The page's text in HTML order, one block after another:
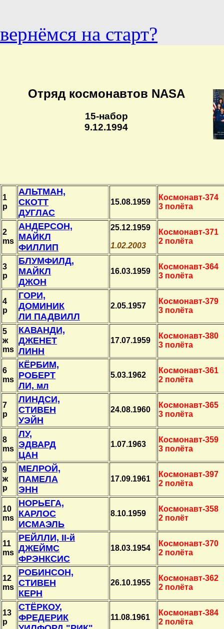
вернёмся на старт?
Отряд космонавтов NASA
15-набор
9.12.1994
1
p
АЛЬТМАН,
СКОТТ
ДУГЛАС
15.08.1959
Космонавт-374
3 полёта
2
ms
АНДЕРСОН,
МАЙКЛ
ФИЛЛИП
25.12.1959
1.02.2003
Космонавт-371
2 полёта
3
p
БЛУМФИЛД,
МАЙКЛ
ДЖОН
16.03.1959
Космонавт-364
3 полёта
4
p
ГОРИ,
ДОМИНИК
ЛИ ПАДВИЛЛ
2.05.1957
Космонавт-379
3 полёта
5
ж
ms
КАВАНДИ,
ДЖЕНЕТ
ЛИНН
17.07.1959
Космонавт-380
3 полёта
6
ms
КЁРБИМ,
РОБЕРТ
ЛИ, мл
5.03.1962
Космонавт-361
2 полёта
7
p
ЛИНДСИ,
СТИВЕН
УЭЙН
24.08.1960
Космонавт-365
3 полёта
8
ms
ЛУ,
ЭДВАРД
ЦАН
1.07.1963
Космонавт-359
3 полёта
9
ж
p
МЕЛРОЙ,
ПАМЕЛА
ЭНН
17.09.1961
Космонавт-397
2 полёта
10
ms
НОРЬЕГА,
КАРЛОС
ИСМАЭЛЬ
8.10.1959
Космонавт-358
2 полёт
11
ms
РЕЙЛЛИ, II-й
ДЖЕЙМС
ФРЭНКСИС
18.03.1954
Космонавт-370
2 полёта
12
ms
РОБИНСОН,
СТИВЕН
КЕРН
26.10.1955
Космонавт-362
2 полёта
13
p
СТЁРКОУ,
ФРЕДЕРИК
11.08.1961
Космонавт-384
2 полёта